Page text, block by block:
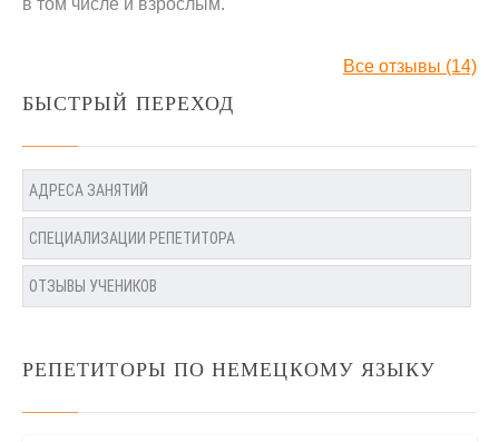
в том числе и взрослым.
Все отзывы (14)
БЫСТРЫЙ ПЕРЕХОД
АДРЕСА ЗАНЯТИЙ
СПЕЦИАЛИЗАЦИИ РЕПЕТИТОРА
ОТЗЫВЫ УЧЕНИКОВ
РЕПЕТИТОРЫ ПО НЕМЕЦКОМУ ЯЗЫКУ